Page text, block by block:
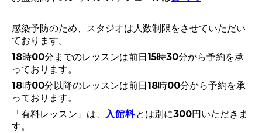
感染予防のため、スタジオは人数制限をさせていただい
ております。
18時00分までのレッスンは前日15時30分から予約を承
っております。
18時00分以降のレッスンは前日18時00分から予約を承
っております。
「有料レッスン」は、 入館料とは別に300円いただきま
す。